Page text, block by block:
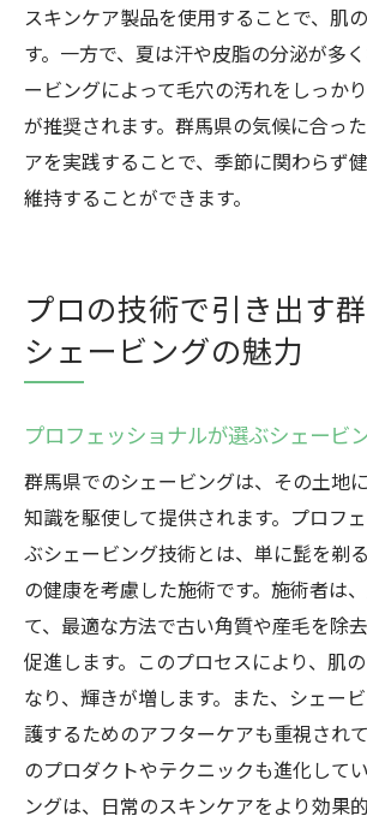
スキンケア製品を使用することで、肌
す。一方で、夏は汗や皮脂の分泌が多
ービングによって毛穴の汚れをしっか
が推奨されます。群馬県の気候に合っ
アを実践することで、季節に関わらず
維持することができます。
プロの技術で引き出す
シェービングの魅力
プロフェッショナルが選ぶシェービ
群馬県でのシェービングは、その土地
知識を駆使して提供されます。プロフ
ぶシェービング技術とは、単に髭を剃
の健康を考慮した施術です。施術者は
て、最適な方法で古い角質や産毛を除
促進します。このプロセスにより、肌
なり、輝きが増します。また、シェー
護するためのアフターケアも重視され
のプロダクトやテクニックも進化して
ングは、日常のスキンケアをより効果